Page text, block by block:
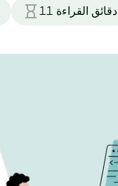
11 دقائق القراءة